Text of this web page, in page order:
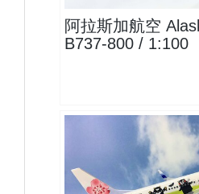
阿拉斯加航空
B737-800 / 1:100